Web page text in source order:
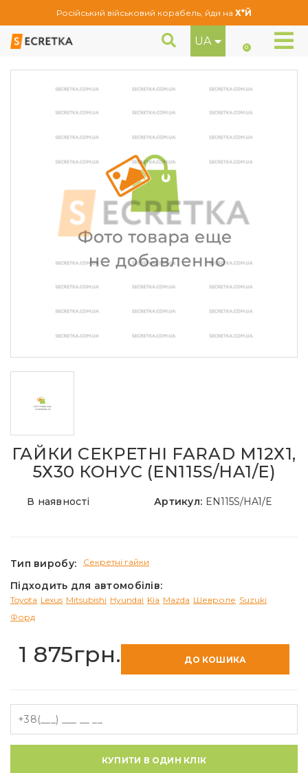
Російський військовий корабель, йди на Х*Й
UA 0
Секретне кріплення Гайки секретні Farad М12Х1, 5Х30 Конус (EN115S/HA1/E)
ГАЙКИ СЕКРЕТНІ FARAD М12Х1,
5Х30 КОНУС (EN115S/HA1/E)
В наявності Артикул: EN115S/HA1/E
Тип виробу: Секретні гайки
Підходить для автомобілів:
Toyota Lexus Mitsubishi Hyundai Kia Mazda Шевроле Suzuki
Форд
1 875грн. ДО КОШИКА
КУПИТИ В ОДИН КЛІК